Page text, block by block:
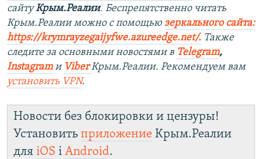
сайтуКрым.Реалии. Беспрепятственно читать
Крым.Реалии можно с помощью зеркального сайта:
https://krymrayzegaijyfwe.azureedge.net/. Также
следите за основными новостями в Telegram,
Instagramи ViberКрым.Реалии. Рекомендуем вам
установить VPN.
Новости без блокировки и цензуры!
Установить приложение Крым.Реалии
для iOS і Android.